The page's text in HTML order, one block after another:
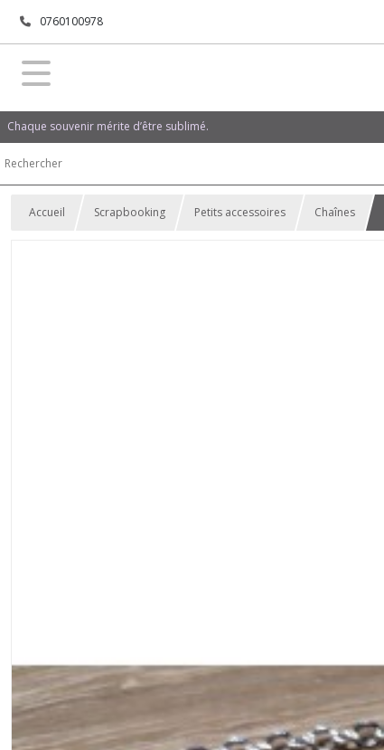
0760100978
Chaque souvenir mérite d’être sublimé.
Accueil Scrapbooking Petits accessoires Chaînes